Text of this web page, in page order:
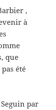
,
à
que
été
par